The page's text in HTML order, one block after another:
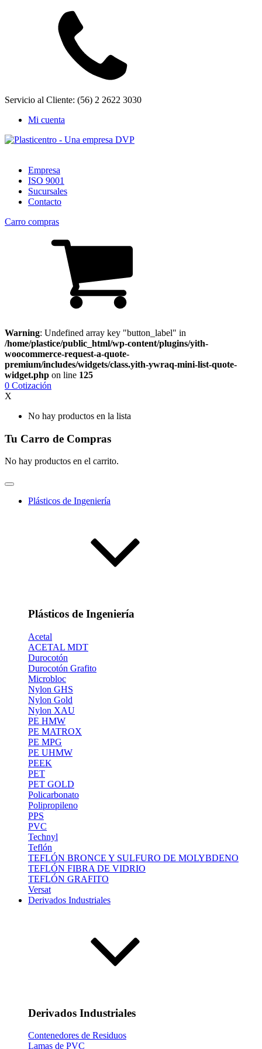
Servicio al Cliente: (56) 2 2622 3030
Mi cuenta
Empresa
ISO 9001
Sucursales
Contacto
Carro compras
Warning: Undefined array key "button_label" in
/home/plastice/public_html/wp-content/plugins/yith-
woocommerce-request-a-quote-
premium/includes/widgets/class.yith-ywraq-mini-list-quote-
widget.php on line 125
0 Cotización
X
No hay productos en la lista
Tu Carro de Compras
No hay productos en el carrito.
Plásticos de Ingeniería
Plásticos de Ingeniería
Acetal
ACETAL MDT
Durocotón
Durocotón Grafito
Microbloc
Nylon GHS
Nylon Gold
Nylon XAU
PE HMW
PE MATROX
PE MPG
PE UHMW
PEEK
PET
PET GOLD
Policarbonato
Polipropileno
PPS
PVC
Technyl
Teflón
TEFLÓN BRONCE Y SULFURO DE MOLYBDENO
TEFLÓN FIBRA DE VIDRIO
TEFLÓN GRAFITO
Versat
Derivados Industriales
Derivados Industriales
Contenedores de Residuos
Lamas de PVC